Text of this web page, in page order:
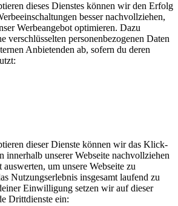
dieses Dienstes können wir den Erfolg
besser nachvollziehen,
Werbeangebot optimieren. Dazu
verschlüsselten personenbezogenen Daten
Anbietenden ab, sofern du deren
dieser Dienste können wir das Klick-
innerhalb unserer Webseite nachvollziehen
um unsere Webseite zu
Nutzungserlebnis insgesamt laufend zu
Einwilligung setzen wir auf dieser
Drittdienste ein: